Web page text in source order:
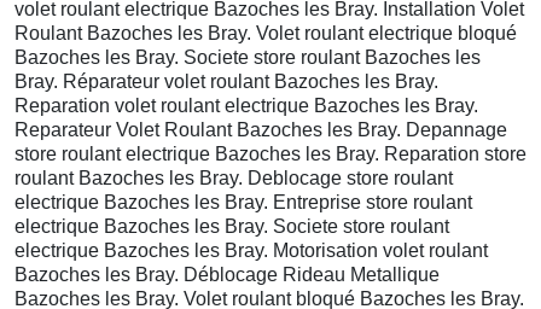
volet roulant electrique Bazoches les Bray. Installation Volet
Roulant Bazoches les Bray. Volet roulant electrique bloqué
Bazoches les Bray. Societe store roulant Bazoches les
Bray. Réparateur volet roulant Bazoches les Bray.
Reparation volet roulant electrique Bazoches les Bray.
Reparateur Volet Roulant Bazoches les Bray. Depannage
store roulant electrique Bazoches les Bray. Reparation store
roulant Bazoches les Bray. Deblocage store roulant
electrique Bazoches les Bray. Entreprise store roulant
electrique Bazoches les Bray. Societe store roulant
electrique Bazoches les Bray. Motorisation volet roulant
Bazoches les Bray. Déblocage Rideau Metallique
Bazoches les Bray. Volet roulant bloqué Bazoches les Bray.